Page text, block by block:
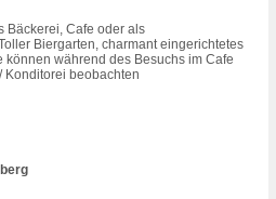
Bäckerei, Cafe oder als
Biergarten, charmant eingerichtetes
können während des Besuchs im Cafe
Konditorei beobachten